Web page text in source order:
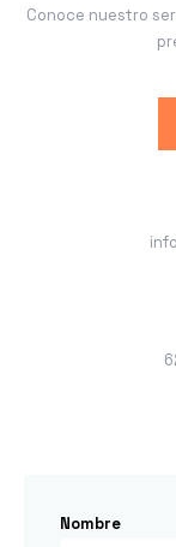
Conoce nuestro
Nombre